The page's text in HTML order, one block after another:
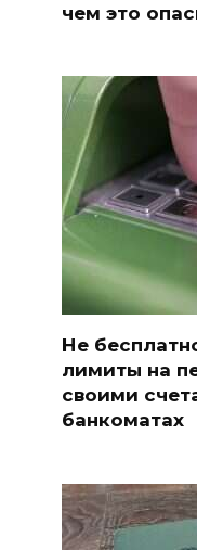
чем это
Не
лимиты на
своими
банкоматах